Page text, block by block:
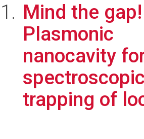
Mind the gap!
Plasmonic
nanocavity
spectroscopic
trapping of